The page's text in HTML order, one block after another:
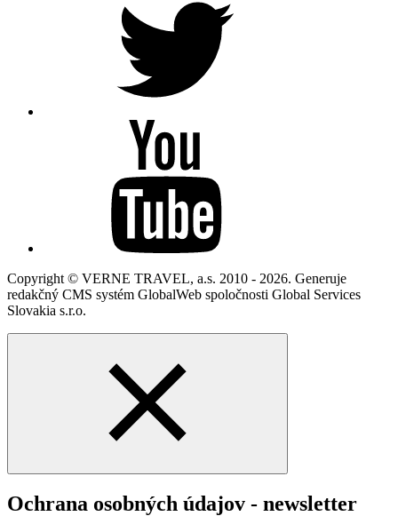
Copyright © VERNE TRAVEL, a.s. 2010 - 2026. Generuje
redakčný CMS systém GlobalWeb spoločnosti Global Services
Slovakia s.r.o.
Ochrana osobných údajov - newsletter